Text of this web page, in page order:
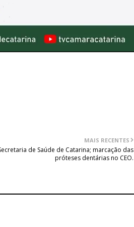
MAIS RECENTES
de Saúde de Catarina; marcação das
próteses dentárias no CEO.